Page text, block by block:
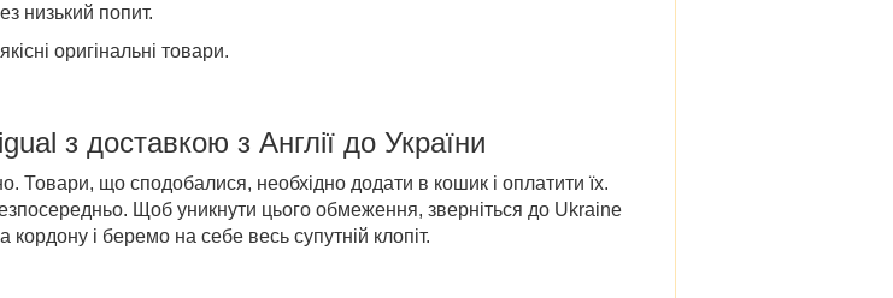
низький попит.
оригінальні товари.
з доставкою з Англії до України
Товари, що сподобалися, необхідно додати в кошик і оплатити їх.
Щоб уникнути цього обмеження, зверніться до Ukraine
і беремо на себе весь супутній клопіт.